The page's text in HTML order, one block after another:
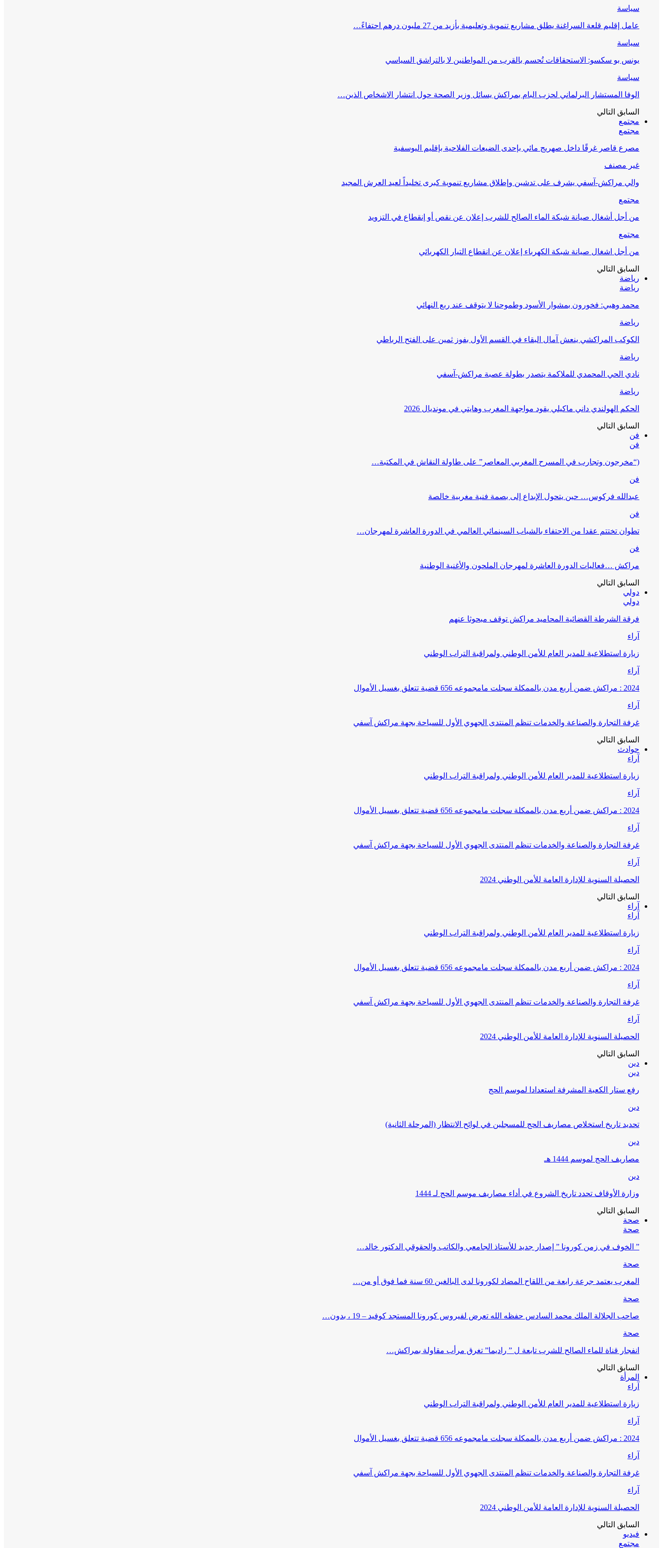
سياسة
عامل إقليم قلعة السراغنة يطلق مشاريع تنموية وتعليمية بأزيد من 27 مليون درهم احتفاءً…
سياسة
يونس بو سكسو: الاستحقاقات تُحسم بالقرب من المواطنين لا بالتراشق السياسي
سياسة
الوفا المستشار البرلماني لحزب البام بمراكش يسائل وزير الصحة حول انتشار الاشخاص الذين…
السابق التالي
مجتمع
مجتمع
مصرع قاصر غرقًا داخل صهريج مائي بإحدى الضيعات الفلاحية بإقليم اليوسفية
غير مصنف
والي مراكش-آسفي يشرف على تدشين وإطلاق مشاريع تنموية كبرى تخليداً لعيد العرش المجيد
مجتمع
من أجل أشغال صيانة شبكة الماء الصالح للشرب إعلان عن نقص أو إنقطاع في التزويد
مجتمع
من أجل اشغال صيانة شبكة الكهرباء إعلان عن انقطاع التيار الكهربائي
السابق التالي
رياضة
رياضة
محمد وهبي: فخورون بمشوار الأسود وطموحنا لا يتوقف عند ربع النهائي
رياضة
الكوكب المراكشي ينعش آمال البقاء في القسم الأول بفوز ثمين على الفتح الرباطي
رياضة
نادي الحي المحمدي للملاكمة يتصدر بطولة عصبة مراكش-آسفي
رياضة
الحكم الهولندي داني ماكيلي يقود مواجهة المغرب وهايتي في مونديال 2026
السابق التالي
فن
فن
(“مخرجون وتجارب في المسرح المغربي المعاصر” على طاولة النقاش في المكتبة…
فن
عبدالله فركوس… حين يتحول الإبداع إلى بصمة فنية مغربية خالصة
فن
تطوان تختتم عقدا من الاحتفاء بالشباب السينمائي العالمي في الدورة العاشرة لمهرجان…
فن
مراكش …فعاليات الدورة العاشرة لمهرجان الملحون والأغنية الوطنية
السابق التالي
دولي
دولي
فرقة الشرطة القضائية المحاميد مراكش توقف مبحوثا عنهم
آراء
زيارة استطلاعية للمدير العام للأمن الوطني ولمراقبة التراب الوطني
آراء
2024 : مراكش ضمن أربع مدن بالممكلة سجلت مامجموعه 656 قضية تتعلق بغسيل الأموال
آراء
غرفة التجارة والصناعة والخدمات تنظم المنتدى الجهوي الأول للسياحة بجهة مراكش آسفي
السابق التالي
حوادث
آراء
زيارة استطلاعية للمدير العام للأمن الوطني ولمراقبة التراب الوطني
آراء
2024 : مراكش ضمن أربع مدن بالممكلة سجلت مامجموعه 656 قضية تتعلق بغسيل الأموال
آراء
غرفة التجارة والصناعة والخدمات تنظم المنتدى الجهوي الأول للسياحة بجهة مراكش آسفي
آراء
الحصيلة السنوية للإدارة العامة للأمن الوطني 2024
السابق التالي
آراء
آراء
زيارة استطلاعية للمدير العام للأمن الوطني ولمراقبة التراب الوطني
آراء
2024 : مراكش ضمن أربع مدن بالممكلة سجلت مامجموعه 656 قضية تتعلق بغسيل الأموال
آراء
غرفة التجارة والصناعة والخدمات تنظم المنتدى الجهوي الأول للسياحة بجهة مراكش آسفي
آراء
الحصيلة السنوية للإدارة العامة للأمن الوطني 2024
السابق التالي
دين
دين
رفع ستار الكعبة المشرفة استعدادا لموسم الحج
دين
تحديد تاريخ استخلاص مصاريف الحج للمسجلين في لوائح الانتظار (المرحلة الثانية)
دين
مصاريف الحج لموسم 1444 هـ
دين
وزارة الأوقاف تحدد تاريخ الشروع في أداء مصاريف موسم الحج لـ 1444
السابق التالي
صحة
صحة
” الخوف في زمن كورونا ” إصدار جديد للأستاذ الجامعي والكاتب والحقوقي الدكتور خالد…
صحة
المغرب يعتمد جرعة رابعة من اللقاح المضاد لكورونا لدى البالغين 60 سنة فما فوق أو من…
صحة
صاحب الجلالة الملك محمد السادس حفظه الله تعرض لفيروس كورونا المستجد كوفيد – 19 ، بدون…
صحة
انفجار قناة للماء الصالح للشرب تابعة ل ” راديما” تغرق مرأب مقاولة بمراكش…
السابق التالي
المرأة
آراء
زيارة استطلاعية للمدير العام للأمن الوطني ولمراقبة التراب الوطني
آراء
2024 : مراكش ضمن أربع مدن بالممكلة سجلت مامجموعه 656 قضية تتعلق بغسيل الأموال
آراء
غرفة التجارة والصناعة والخدمات تنظم المنتدى الجهوي الأول للسياحة بجهة مراكش آسفي
آراء
الحصيلة السنوية للإدارة العامة للأمن الوطني 2024
السابق التالي
فيديو
مجتمع